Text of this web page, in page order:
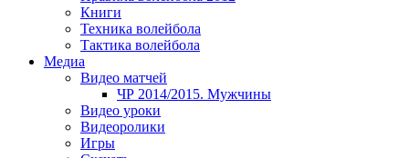
Книги
Техника волейбола
Тактика волейбола
Медиа
Видео матчей
ЧР 2014/2015. Мужчины
Видео уроки
Видеоролики
Игры